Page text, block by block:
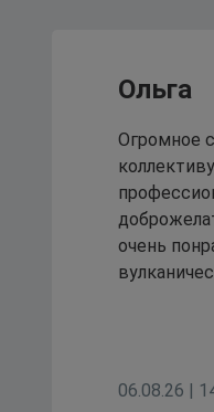
турнир -
часть
культуры
20 июля 2026
Клинико –
Ольга
Огромное
очень
06.08.26 |